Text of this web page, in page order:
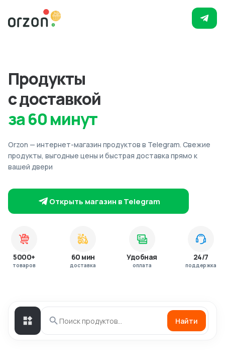
Продукты
с доставкой
за 60 минут
Orzon — интернет-магазин продуктов в Telegram. Свежие
продукты, выгодные цены и быстрая доставка прямо к
вашей двери
Открыть магазин в Telegram
5000+
товаров
60 мин
доставка
Удобная
оплата
24/7
поддержка
Найти